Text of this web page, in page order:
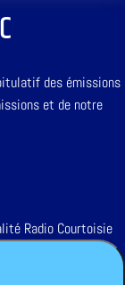
des émissions
et de notre
Radio Courtoisie